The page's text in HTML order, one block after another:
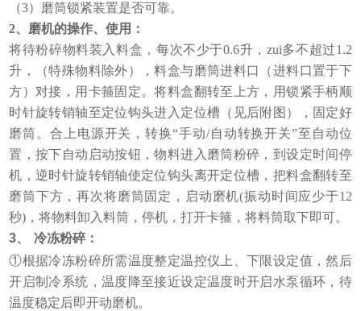
（3）磨筒锁紧装置是否可靠。
2、磨机的操作、使用：
将待粉碎物料装入料盒，每次不少于0.6升，zui多不超过1.2
升，（特殊物料除外），料盒与磨筒进料口（进料口置于下
方）对接，用卡箍固定。将料盒翻转至上方，用锁紧手柄顺
时针旋转销轴至定位钩头进入定位槽（见后附图），固定好
磨筒。合上电源开关，转换“手动/自动转换开关”至自动位
置，按下自动启动按钮，物料进入磨筒粉碎，到设定时间停
机，逆时针旋转销轴使定位钩头离开定位槽，把料盒翻转至
磨筒下方，再次将磨筒固定，启动磨机(振动时间应少于12
秒)，将物料卸入料筒，停机，打开卡箍，将料筒取下即可。
3、
冷冻粉碎：
①根据冷冻粉碎所需温度整定温控仪上、下限设定值，然后
开启制冷系统，温度降至接近设定温度时开启水泵循环，待
温度稳定后即开动磨机。